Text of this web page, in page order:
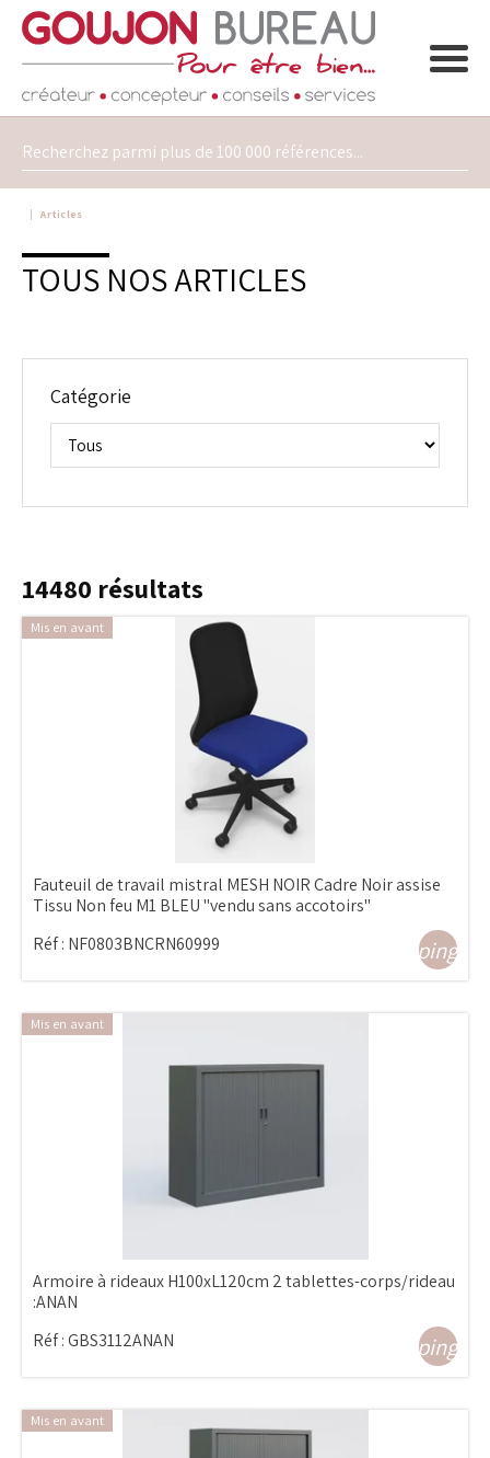
Articles
TOUS NOS ARTICLES
Catégorie
14480 résultats
Mis en avant
Fauteuil de travail mistral MESH NOIR Cadre Noir assise
Tissu Non feu M1 BLEU "vendu sans accotoirs"
Réf : NF0803BNCRN60999
Mis en avant
Armoire à rideaux H100xL120cm 2 tablettes-corps/rideau
:ANAN
Réf :GBS3112ANAN
Mis en avant